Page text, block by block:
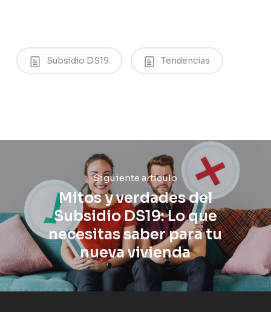
Subsidio DS19 Tendencias
Siguiente artículo
Mitos y verdades del
Subsidio DS19: Lo que
necesitas saber para tu
nueva vivienda